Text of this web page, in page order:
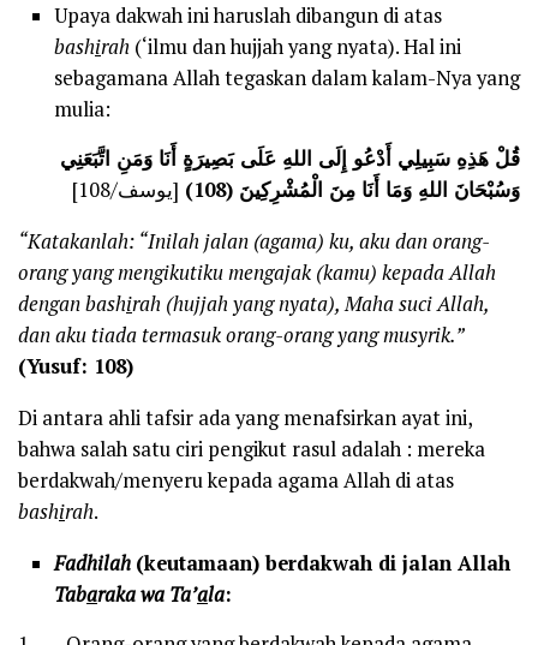
Upaya dakwah ini haruslah dibangun di atas
bashirah (‘ilmu dan hujjah yang nyata). Hal ini
sebagamana Allah tegaskan dalam kalam-Nya yang
mulia:
قُلْ هَذِهِ سَبِيلِي أَدْعُو إِلَى اللهِ عَلَى بَصِيرَةٍ أَنَا وَمَنِ اتَّبَعَنِي
وَسُبْحَانَ اللهِ وَمَا أَنَا مِنَ الْمُشْرِكِينَ (108)
[يوسف/108]
“Katakanlah: “Inilah jalan (agama) ku, aku dan orang-
orang yang mengikutiku mengajak (kamu) kepada Allah
dengan bashirah (hujjah yang nyata), Maha suci Allah,
dan aku tiada termasuk orang-orang yang musyrik.”
(Yusuf: 108)
Di antara ahli tafsir ada yang menafsirkan ayat ini,
bahwa salah satu ciri pengikut rasul adalah : mereka
berdakwah/menyeru kepada agama Allah di atas
bashirah.
Fadhilah (keutamaan) berdakwah di jalan Allah
Tabaraka wa Ta’ala: